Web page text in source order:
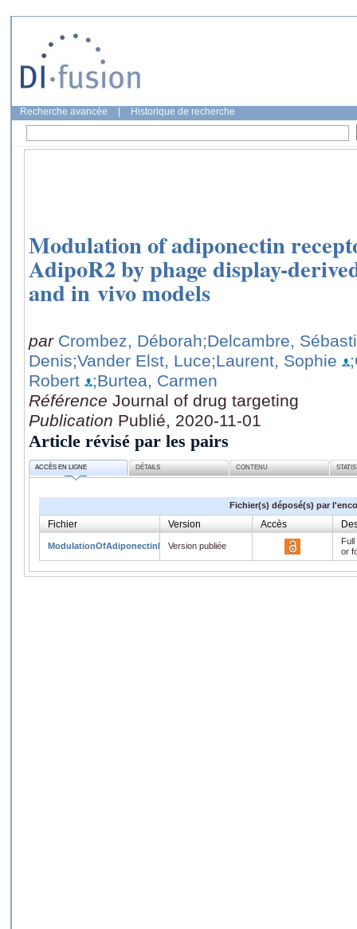
Recherche avancée Historique de recherche
Modulation of adiponectin
AdipoR2 by phage display-
and in vivo models
par Crombez, Déborah;Delcambre,
Denis;Vander Elst, Luce;Laurent, Sophie
Robert
;Burtea, Carmen
Référence Journal of drug targeting
Publication Publié, 2020-11-01
Article révisé par les pairs
ACCÈS EN LIGNE DÉTAILS CONTENU
Fichier(s) déposé(s) par
Fichier Version Accès
ModulationOfAdiponectinReceptors.pdf
Version publiée
or